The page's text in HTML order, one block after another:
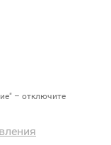
– отключите